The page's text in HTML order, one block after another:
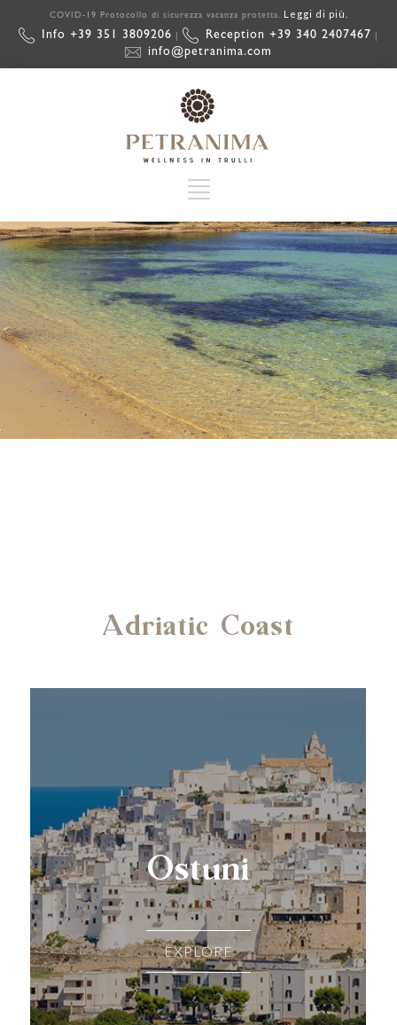
COVID-19 Protocollo di sicurezza vacanza protetta. Leggi di più.
Info +39 351 3809206 Reception +39 340 2407467
info@petranima.com
Adriatic Coast
Ostuni
EXPLORE